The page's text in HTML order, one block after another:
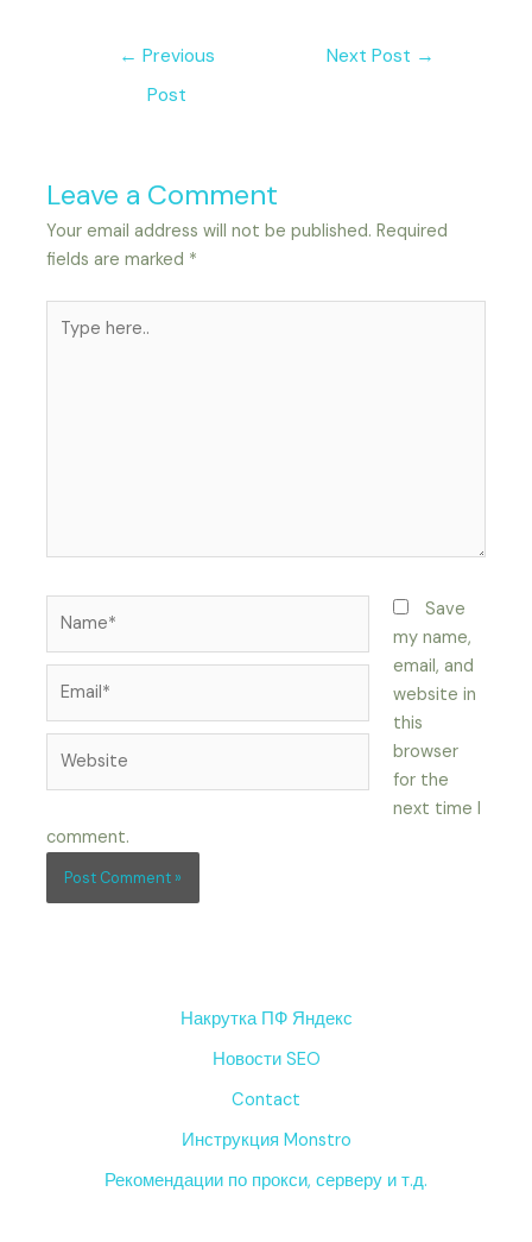
← Previous
Post
Next Post →
Leave a Comment
Your email address will not be published. Required
fields are marked *
here..
Save
my name,
email, and
website in
this
browser
for the
next time I
comment.
Накрутка ПФ Яндекс
Новости SEO
Contact
Инструкция Monstro
Рекомендации по прокси, серверу и т.д.